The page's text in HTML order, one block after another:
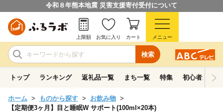
令和８年熊本地震 災害支援寄付受付について
検索
上限額 お気に入り カート メニュー
トップ ランキング 返礼品一覧 まち一覧 特集 初心者ガイド
ホーム ものから探す
お飲み物
【定期便3ヶ月】目と睡眠W サポート(100ml×20本)